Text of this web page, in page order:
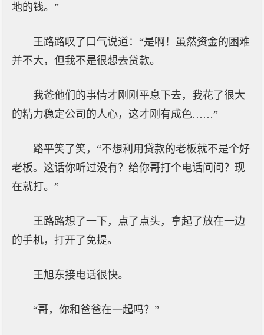
地的钱。”
王路路叹了口气说道：“是啊！虽然资金的困难
并不大，但我不是很想去贷款。
我爸他们的事情才刚刚平息下去，我花了很大
的精力稳定公司的人心，这才刚有成色……”
路平笑了笑，“不想利用贷款的老板就不是个好
老板。这话你听过没有？给你哥打个电话问问？现
在就打。”
王路路想了一下，点了点头，拿起了放在一边
的手机，打开了免提。
王旭东接电话很快。
“哥，你和爸爸在一起吗？”